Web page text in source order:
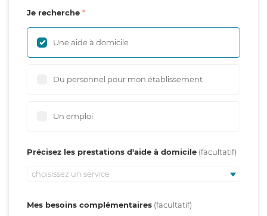
Je recherche
Une aide à domicile
Du personnel pour mon établissement
Un emploi
Précisez les prestations d'aide à domicile
choisissez un service
Mes besoins complémentaires